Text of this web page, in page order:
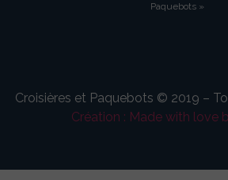
Paquebots »
Croisières et Paquebots © 2019 –
Création : Made with love